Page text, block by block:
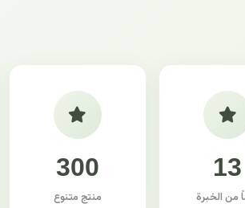
13
من الخبرة
300
منتج متنوع